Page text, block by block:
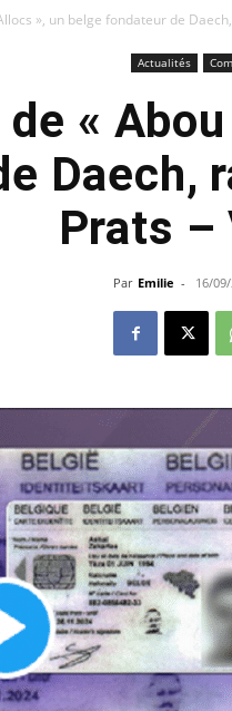
», un belge fondateur de
Actualités
de «
Daech,
Prats –
Par Emilie - 16/